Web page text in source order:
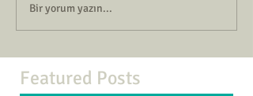
Bir yorum yazın...
Featured Posts